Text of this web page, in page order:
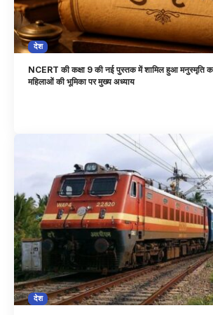
देश
NCERT की कक्षा 9 की नई पुस्तक में शामिल हुआ मनुस्मृति
महिलाओं की भूमिका पर मुख्य अध्याय
देश